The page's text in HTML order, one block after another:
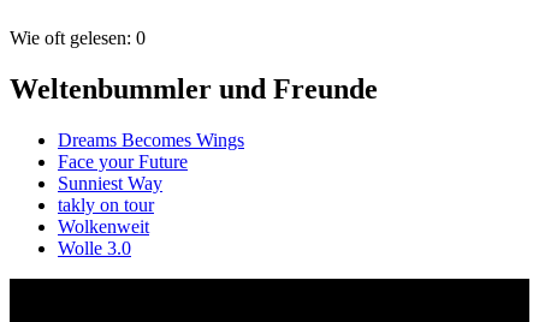
Wie oft gelesen: 0
Weltenbummler und Freunde
Dreams Becomes Wings
Face your Future
Sunniest Way
takly on tour
Wolkenweit
Wolle 3.0